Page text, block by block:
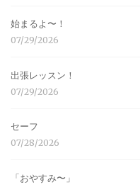
始まるよ〜！
07/29/2026
出張レッスン！
07/29/2026
セーフ
07/28/2026
「おやすみ〜」